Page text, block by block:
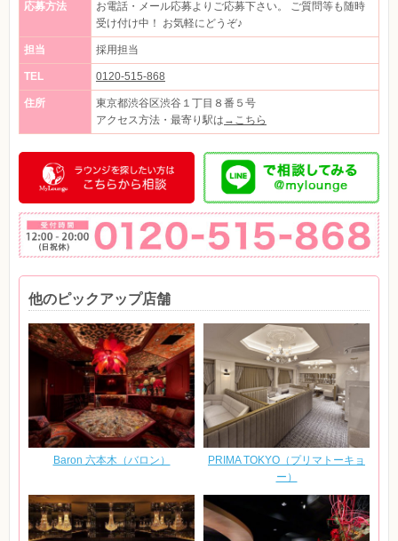
応募方法
お電話・メール応募よりご応募下さい。 ご質問等も随時
受け付け中！ お気軽にどうぞ♪
担当 採用担当
TEL 0120-515-868
住所
東京都渋谷区渋谷１丁目８番５号
アクセス方法・最寄り駅は →こちら
他のピックアップ店舗
Baron 六本木（バロン）
PRIMA TOKYO（プリマトーキョ
ー）